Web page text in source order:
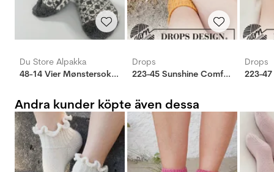
Du Store Alpakka
48-14 Vier Mønstersokker
Drops
223-45 Sunshine Comfort
Drops
223-
Andra kunder köpte även dessa